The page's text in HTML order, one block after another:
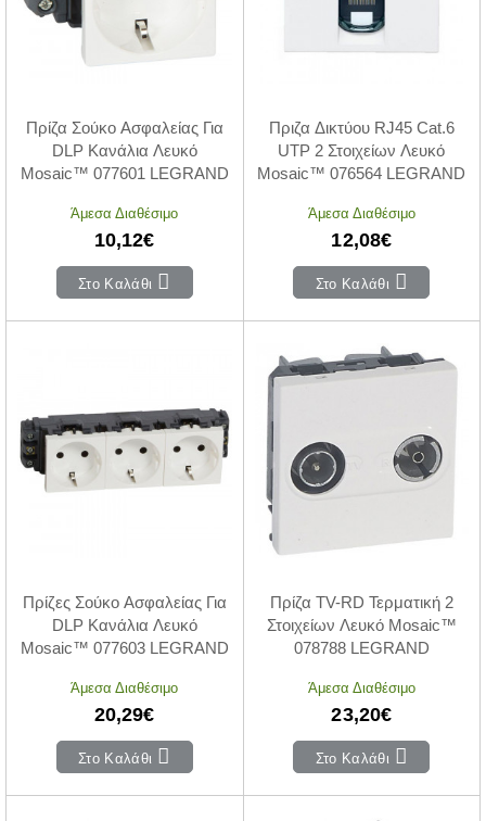
Πρίζα Σούκο Ασφαλείας Για
DLP Κανάλια Λευκό
Mosaic™ 077601 LEGRAND
Άμεσα Διαθέσιμο
10,12€
Στο Καλάθι
Πριζα Δικτύου RJ45 Cat.6
UTP 2 Στοιχείων Λευκό
Mosaic™ 076564 LEGRAND
Άμεσα Διαθέσιμο
12,08€
Στο Καλάθι
Πρίζες Σούκο Ασφαλείας Για
DLP Κανάλια Λευκό
Mosaic™ 077603 LEGRAND
Άμεσα Διαθέσιμο
20,29€
Στο Καλάθι
Πρίζα TV-RD Τερματική 2
Στοιχείων Λευκό Mosaic™
078788 LEGRAND
Άμεσα Διαθέσιμο
23,20€
Στο Καλάθι